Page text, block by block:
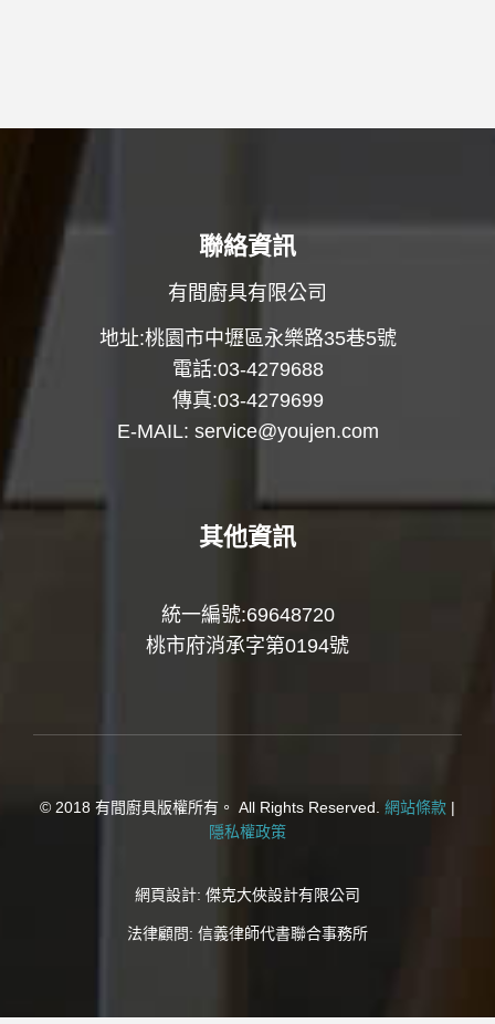
聯絡資訊
有間廚具有限公司
地址:桃園市中壢區永樂路35巷5號
電話:03-4279688
傳真:03-4279699
E-MAIL: service@youjen.com
其他資訊
統一編號:69648720
桃市府消承字第0194號
© 2018 有間廚具版權所有。 All Rights Reserved. 網站條款 |
隱私權政策
網頁設計: 傑克大俠設計有限公司
法律顧問: 信義律師代書聯合事務所